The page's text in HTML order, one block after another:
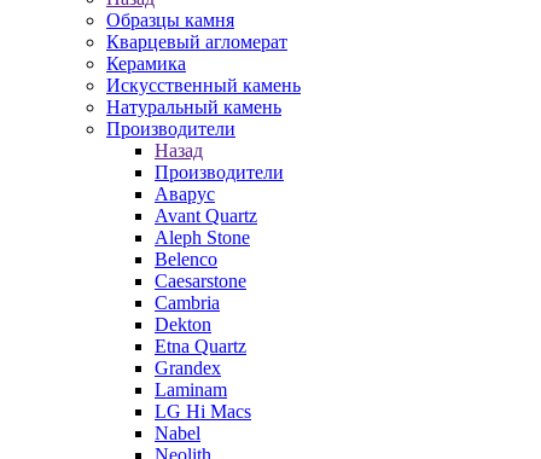
Образцы камня
Кварцевый агломерат
Керамика
Искусственный камень
Натуральный камень
Производители
Назад
Производители
Аварус
Avant Quartz
Aleph Stone
Belenco
Caesarstone
Cambria
Dekton
Etna Quartz
Grandex
Laminam
LG Hi Macs
Nabel
Neolith